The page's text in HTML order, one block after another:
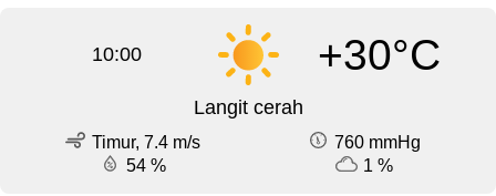
10:00 +30°C
Langit cerah
Timur, 7.4 m/s
760 mmHg
54 %
1 %